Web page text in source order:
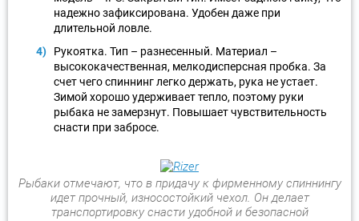
надежно зафиксирована. Удобен даже при
длительной ловле.
Рукоятка. Тип – разнесенный. Материал –
высококачественная, мелкодисперсная пробка. За
счет чего спиннинг легко держать, рука не устает.
Зимой хорошо удерживает тепло, поэтому руки
рыбака не замерзнут. Повышает чувствительность
снасти при забросе.
Рыбаки отмечают, что в придачу к фирменному спиннингу
идет прочный, износостойкий чехол. Он делает
транспортировку снасти удобной и безопасной